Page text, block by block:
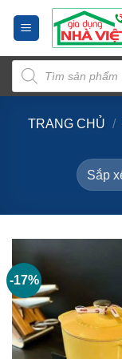
dung
Tìm
kiếm
sản
phẩm
TRANG CHỦ /
-17%